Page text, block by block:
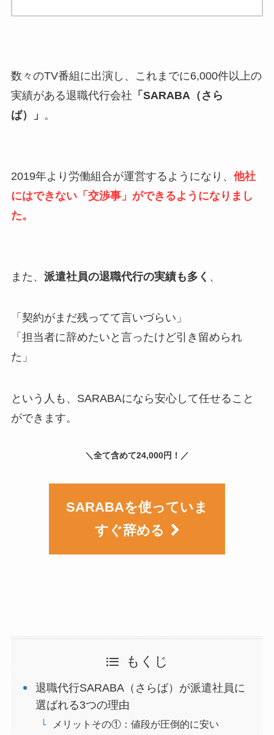
数々のTV番組に出演し、これまでに6,000件以上の
実績がある退職代行会社 「SARABA（さら
ば）」 。
2019年より労働組合が運営するようになり、 他社
にはできない「交渉事」ができるようになりまし
た。
また、 派遣社員の退職代行の実績も多く 、
「契約がまだ残ってて言いづらい」
「担当者に辞めたいと言ったけど引き留められ
た」
という人も、SARABAになら安心して任せること
ができます。
＼全て含めて24,000円！／
SARABAを使っていま
すぐ辞める
もくじ
退職代行SARABA（さらば）が派遣社員に
選ばれる3つの理由
メリットその①：値段が圧倒的に安い